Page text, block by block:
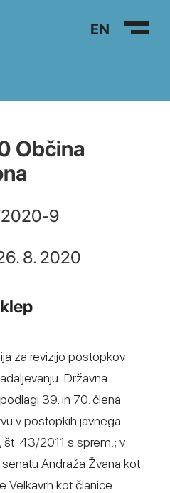
EN
Občina
2020-9
8. 2020
za revizijo postopkov
Državna
39. in 70. člena
v postopkih javnega
št. 43/2011 s sprem.; v
Andraža Žvana kot
Velkavrh kot članice